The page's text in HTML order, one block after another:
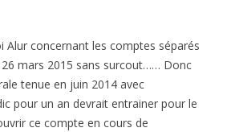
Alur concernant les comptes séparés
mars 2015 sans surcout…… Donc
tenue en juin 2014 avec
pour un an devrait entrainer pour le
ce compte en cours de